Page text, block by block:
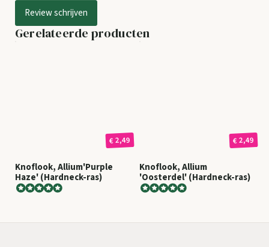
Review schrijven
Gerelateerde producten
€ 2,49
Knoflook, Allium'Purple
Haze' (Hardneck-ras)
€ 2,49
Knoflook, Allium
'Oosterdel' (Hardneck-ras)